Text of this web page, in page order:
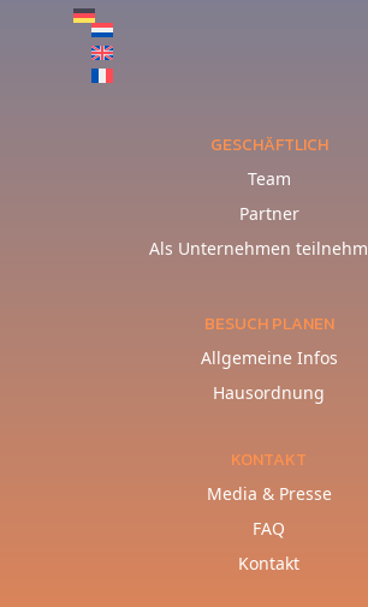
GESCHÄFTLICH
Team
Partner
Als Unternehmen
BESUCH PLANEN
Allgemeine Infos
Hausordnung
KONTAKT
Media & Presse
FAQ
Kontakt